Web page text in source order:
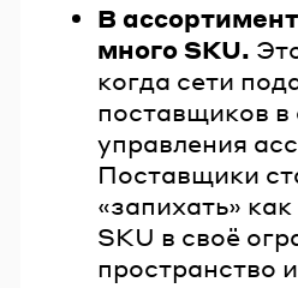
В
много SKU.
когда сети
поставщиков в
управления
Поставщики
«запихать»
SKU в своё
пространство